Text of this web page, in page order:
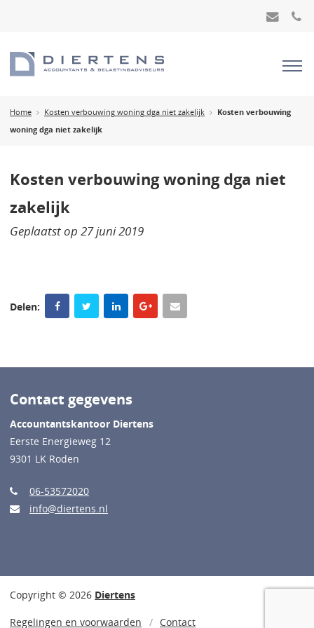
Home Kosten verbouwing woning dga niet zakelijk
Kosten verbouwing
woning dga niet zakelijk
Kosten verbouwing woning dga niet
zakelijk
Geplaatst op 27 juni 2019
Delen:
Contact gegevens
Accountantskantoor Diertens
Eerste Energieweg 12
9301 LK Roden
06-53572020
info@diertens.nl
Copyright © 2026 Diertens
Regelingen en voorwaarden Contact